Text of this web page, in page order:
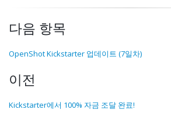
다음 항목
OpenShot Kickstarter 업데이트 (7일차)
이전
Kickstarter에서 100% 자금 조달 완료!